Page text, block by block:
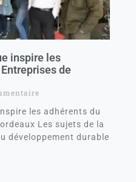
inspire les
de
les adhérents du
Les sujets de la
développement durable